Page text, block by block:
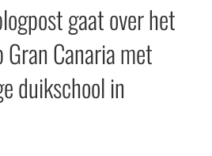
gaat over het
Canaria met
duikschool in